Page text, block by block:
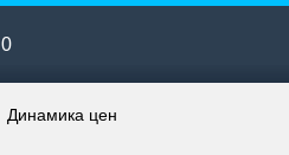
0
Динамика цен